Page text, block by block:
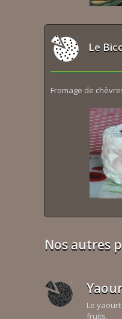
Le
Fromage de
Nos autres
Le
fruits.